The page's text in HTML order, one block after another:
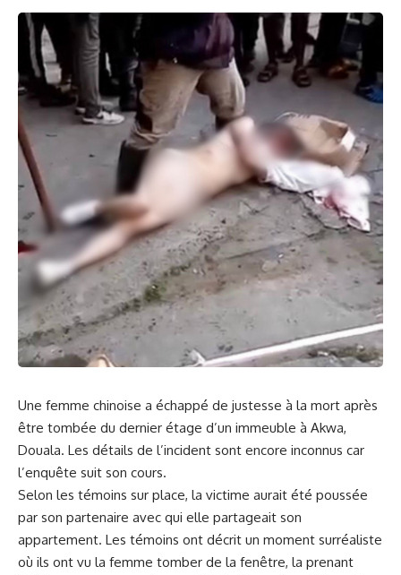
Une femme chinoise a⁤ échappé de justesse à la mort après
être tombée du dernier étage d’un immeuble ​à Akwa,
Douala. ​Les détails de l’incident sont encore inconnus car
l’enquête suit son cours.
Selon les témoins sur place, la victime aurait été poussée
par son partenaire avec qui elle partageait ⁣son
appartement. Les témoins ont décrit ​un moment surréaliste
où ils ont vu la femme tomber de ⁢la fenêtre, la prenant